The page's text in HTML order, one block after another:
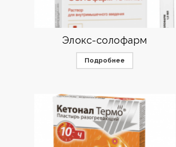
Элокс-солофарм
Подробнее